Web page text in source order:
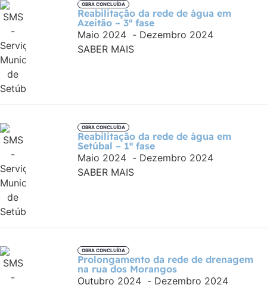
OBRA CONCLUÍDA
Reabilitação da rede de água em
Azeitão – 3ª fase
Maio 2024 - Dezembro 2024
SABER MAIS
OBRA CONCLUÍDA
Reabilitação da rede de água em
Setúbal – 1ª fase
Maio 2024 - Dezembro 2024
SABER MAIS
OBRA CONCLUÍDA
Prolongamento da rede de drenagem
na rua dos Morangos
Outubro 2024 - Dezembro 2024